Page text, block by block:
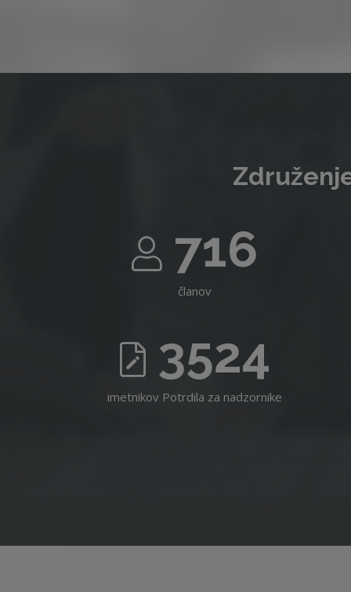
716
članov
3524
imetnikov Potrdila za nadzornike